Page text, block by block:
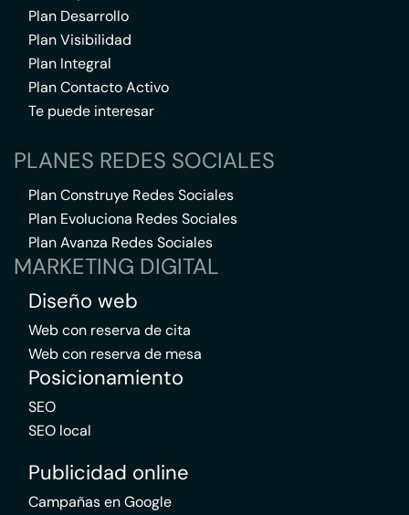
Plan Desarrollo
Plan Visibilidad
Plan Integral
Plan Contacto Activo
Te puede interesar
PLANES REDES SOCIALES
Plan Construye Redes Sociales
Plan Evoluciona Redes Sociales
Plan Avanza Redes Sociales
MARKETING DIGITAL
Diseño web
Web con reserva de cita
Web con reserva de mesa
Posicionamiento
SEO
SEO local
Publicidad online
Campañas en Google